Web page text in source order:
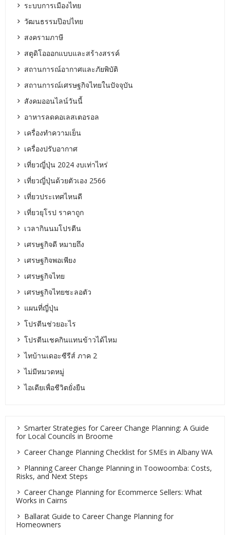
ระบบการเมืองไทย
วัฒนธรรมป๊อปไทย
สงครามภาษี
สตูดิโอออกแบบและสร้างสรรค์
สถานการณ์อากาศและภัยพิบัติ
สถานการณ์เศรษฐกิจไทยในปัจจุบัน
สังคมออนไลน์วันนี้
อาหารลดคอเลสเตอรอล
เครื่องทำความเย็น
เครื่องปรับอากาศ
เที่ยวญี่ปุ่น 2024 งบเท่าไหร่
เที่ยวญี่ปุ่นด้วยตัวเอง 2566
เที่ยวประเทศไหนดี
เที่ยวยุโรป ราคาถูก
เวลากินนมโปรตีน
เศรษฐกิจดี หมายถึง
เศรษฐกิจพอเพียง
เศรษฐกิจไทย
เศรษฐกิจไทยชะลอตัว
แผนที่ญี่ปุ่น
โปรตีนช่วยอะไร
โปรตีนเชคกินแทนข้าวได้ไหม
ไทบ้านเดอะซีรีส์ ภาค 2
ไม่มีหมวดหมู่
ไอเดียเพื่อชีวิตยั่งยืน
Smarter Strategies for Career Change Planning: A Guide
for Local Councils in Broome
Career Change Planning Checklist for SMEs in Albany WA
Planning Career Change Planning in Toowoomba: Costs,
Risks, and Next Steps
Career Change Planning for Ecommerce Sellers: What
Works in Cairns
Ballarat Guide to Career Change Planning for
Homeowners